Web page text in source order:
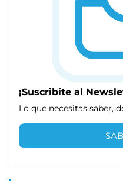
¡Suscribite al
Lo que necesitas saber,